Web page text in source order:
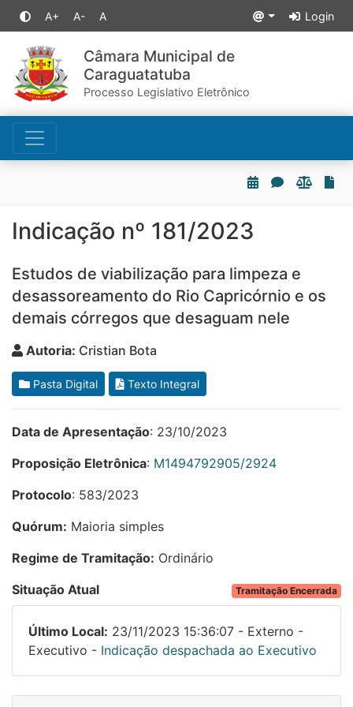
A+ A- A Login
Câmara Municipal de
Caraguatatuba
Processo Legislativo Eletrônico
Indicação nº 181/2023
Estudos de viabilização para limpeza e
desassoreamento do Rio Capricórnio e os
demais córregos que desaguam nele
Autoria: Cristian Bota
Pasta Digital Texto Integral
Data de Apresentação: 23/10/2023
Proposição Eletrônica: M1494792905/2924
Protocolo: 583/2023
Quórum: Maioria simples
Regime de Tramitação: Ordinário
Situação Atual
Tramitação Encerrada
Último Local: 23/11/2023 15:36:07 - Externo -
Executivo - Indicação despachada ao Executivo